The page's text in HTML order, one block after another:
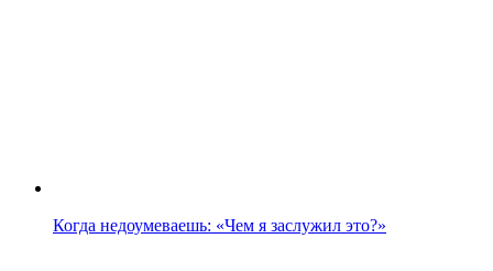
Когда недоумеваешь: «Чем я заслужил это?»